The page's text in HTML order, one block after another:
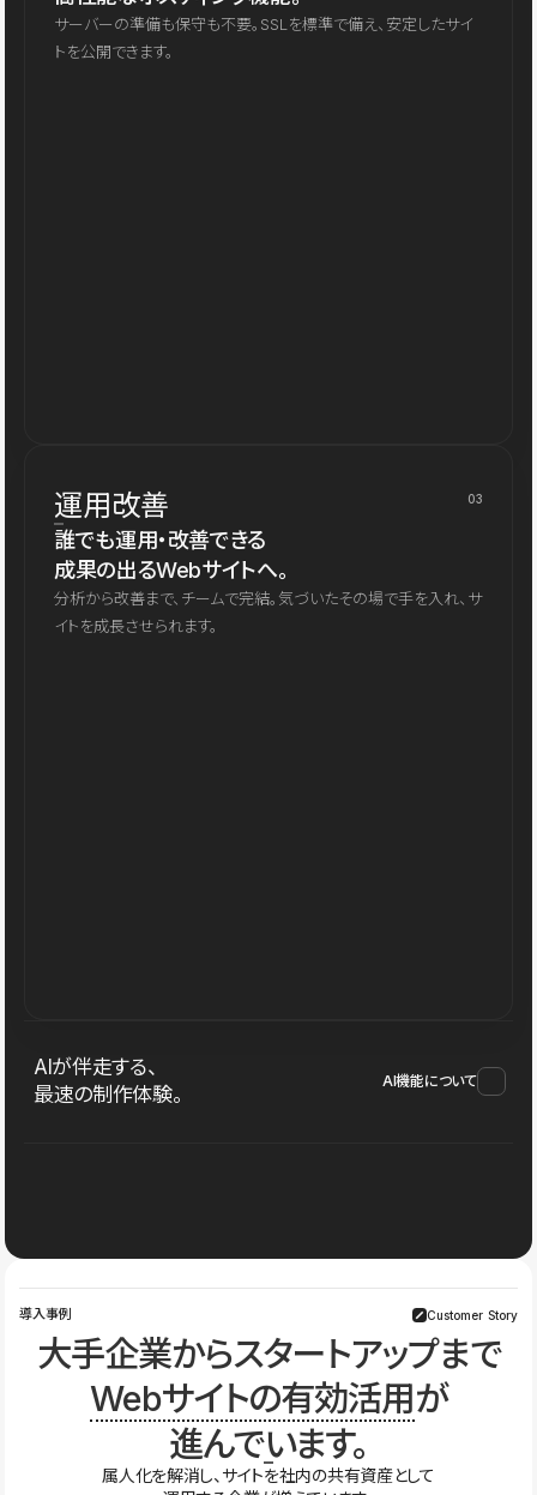
サーバーの準備も保守も不要。SSLを標準で備え、安定したサイ
トを公開できます。
運用改善 03
誰でも運用・改善できる
成果の出るWebサイトへ。
分析から改善まで、チームで完結。気づいたその場で手を入れ、サ
イトを成長させられます。
AIが伴走する、
最速の制作体験。
AI機能について
導入事例 Customer Story
大手企業からスタートアップまで
Webサイトの有効活用が
進んでいます。
属人化を解消し、サイトを社内の共有資産として